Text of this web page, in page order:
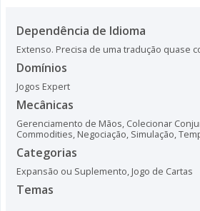
Dependência de Idioma
Extenso. Precisa de uma tradução quase
Domínios
Jogos Expert
Mecânicas
Gerenciamento de Mãos, Colecionar
Commodities, Negociação, Simulação,
Categorias
Expansão ou Suplemento, Jogo de Cartas
Temas